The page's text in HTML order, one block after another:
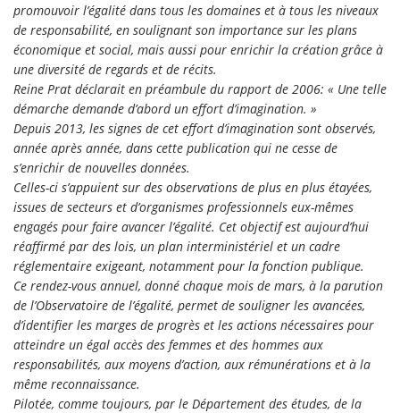
promouvoir l’égalité dans tous les domaines et à tous les niveaux
de responsabilité, en soulignant son importance sur les plans
économique et social, mais aussi pour enrichir la création grâce à
une diversité de regards et de récits.
Reine Prat déclarait en préambule du rapport de 2006: « Une telle
démarche demande d’abord un effort d’imagination. »
Depuis 2013, les signes de cet effort d’imagination sont observés,
année après année, dans cette publication qui ne cesse de
s’enrichir de nouvelles données.
Celles-ci s’appuient sur des observations de plus en plus étayées,
issues de secteurs et d’organismes professionnels eux-mêmes
engagés pour faire avancer l’égalité. Cet objectif est aujourd’hui
réaffirmé par des lois, un plan interministériel et un cadre
réglementaire exigeant, notamment pour la fonction publique.
Ce rendez-vous annuel, donné chaque mois de mars, à la parution
de l’Observatoire de l’égalité, permet de souligner les avancées,
d’identifier les marges de progrès et les actions nécessaires pour
atteindre un égal accès des femmes et des hommes aux
responsabilités, aux moyens d’action, aux rémunérations et à la
même reconnaissance.
Pilotée, comme toujours, par le Département des études, de la